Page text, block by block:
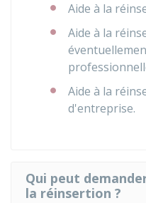
Aide à la
Aide à la
Aide à la
d'entreprise.
Qui peut
la réinsertion ?